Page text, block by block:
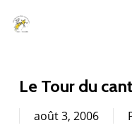
Le Tour du
août 3, 2006